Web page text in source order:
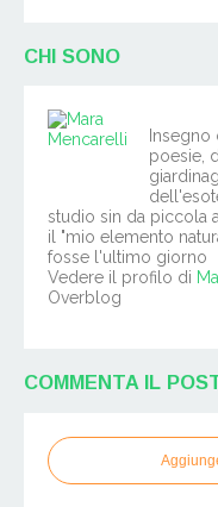
CHI SONO
poesie,
studio sin da piccola
il "mio elemento
fosse l'ultimo giorno
Vedere il profilo di
Overblog
COMMENTA IL